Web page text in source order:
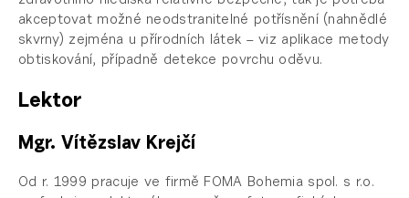
akceptovat možné neodstranitelné potřísnění (nahnědlé
skvrny) zejména u přírodních látek – viz aplikace metody
obtiskování, případně detekce povrchu oděvu.
Lektor
Mgr. Vítězslav Krejčí
Od r. 1999 pracuje ve firmě FOMA Bohemia spol. s r.o.